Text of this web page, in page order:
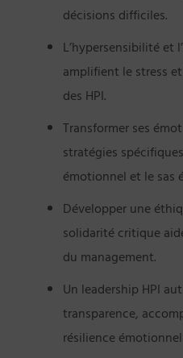
décisions difficiles.
L’hypersensibilité et
amplifient le stress
des HPI.
Transformer ses
stratégies
émotionnel et le sas
Développer une
solidarité critique
du management.
Un leadership HPI
transparence,
résilience